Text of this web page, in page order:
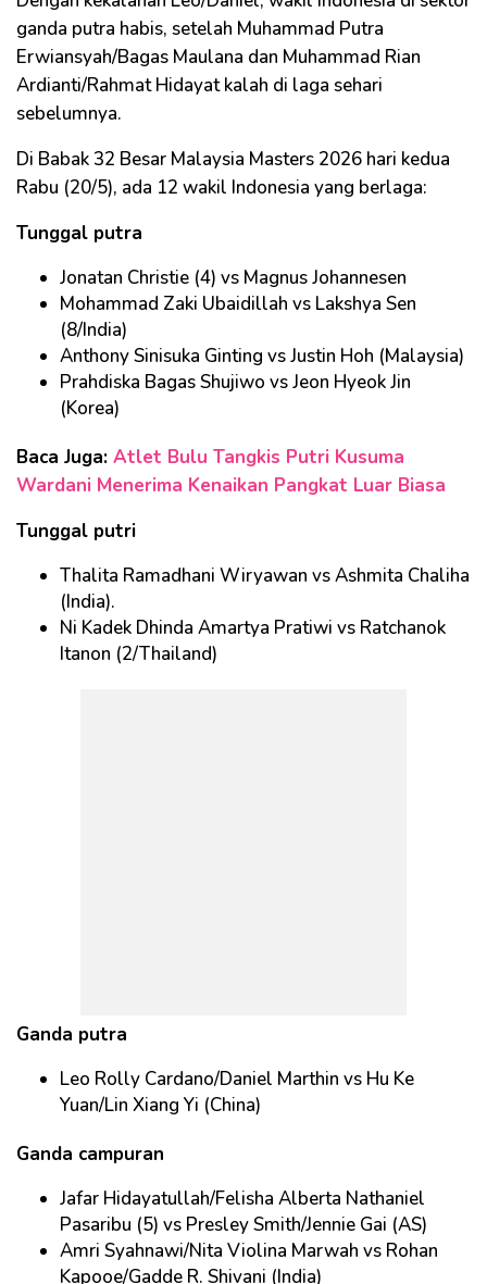
ganda putra habis, setelah Muhammad Putra
Erwiansyah/Bagas Maulana dan Muhammad Rian
Ardianti/Rahmat Hidayat kalah di laga sehari
sebelumnya.
Di Babak 32 Besar Malaysia Masters 2026 hari kedua
Rabu (20/5), ada 12 wakil Indonesia yang berlaga:
Tunggal putra
Jonatan Christie (4) vs Magnus Johannesen
Mohammad Zaki Ubaidillah vs Lakshya Sen
(8/India)
Anthony Sinisuka Ginting vs Justin Hoh (Malaysia)
Prahdiska Bagas Shujiwo vs Jeon Hyeok Jin
(Korea)
Baca Juga: Atlet Bulu Tangkis Putri Kusuma
Wardani Menerima Kenaikan Pangkat Luar Biasa
Tunggal putri
Thalita Ramadhani Wiryawan vs Ashmita Chaliha
(India).
Ni Kadek Dhinda Amartya Pratiwi vs Ratchanok
Itanon (2/Thailand)
Ganda putra
Leo Rolly Cardano/Daniel Marthin vs Hu Ke
Yuan/Lin Xiang Yi (China)
Ganda campuran
Jafar Hidayatullah/Felisha Alberta Nathaniel
Pasaribu (5) vs Presley Smith/Jennie Gai (AS)
Amri Syahnawi/Nita Violina Marwah vs Rohan
Kapooe/Gadde R. Shivani (India)